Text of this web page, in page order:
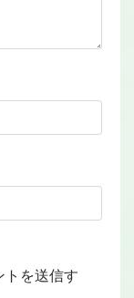
トを送信す